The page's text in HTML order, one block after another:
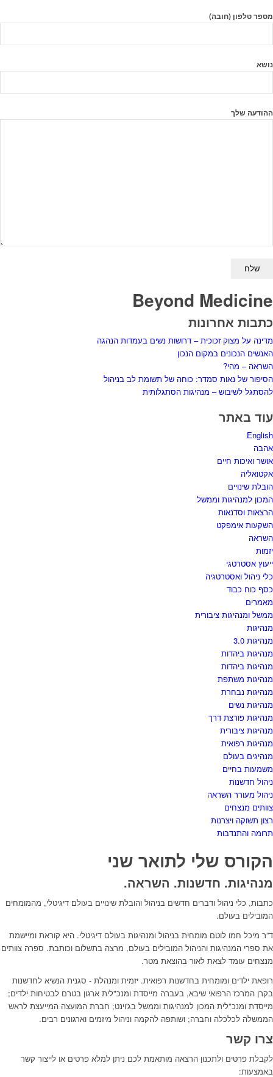
מספר טלפון (חובה)
נושא
ההודעה שלך
Beyond Medicine
כתבות אחרונות
מדינה על מצוק זכוכית – דרושות נשים בעמדות הנהגה
האנשים הנכונים במקום הנכון
השראה – מהי?
הסיפור של נאות סמדר: כוחה של תשומת לב בניהול
להסתגל לשיבוש – מנהיגות הסתגלותית
עוד באתר
English
אהבה
אושר ואיכות חיים
אקטואליה
הובלת שינויים
המכון למנהיגות וממשל
הרצאות וסדנאות
השקעות אימפקט
השראה
יזמות
ייעוץ אסטרטגי
כלי ניהול ואסטרטגיה
כסף כוח כבוד
מאמרים
ממשל ומנהיגות ציבורית
מנהיגות
מנהיגות 3.0
מנהיגות ביהדות
מנהיגות ביהדות
מנהיגות משתפת
מנהיגות נבחרת
מנהיגות נשים
מנהיגות פורצת דרך
מנהיגות ציבורית
מנהיגות רפואית
מנהיגים בעולם
משמעות בחיים
ניהול חדשנות
ניהול מעורר השראה
צוותים מנצחים
רצון תשוקה ויצרנות
תרומה והתנדבות
הקורס שלי לתואר שני
מנהיגות. חדשנות. השראה.
כתבות, כלי ניהול ודברים חדשים בניהול והובלת שינויים בעולם דיגיטלי, מהמומחים
המובילים בעולם.
ד”ר מיכל חמו לוטם מומחית בניהול ומנהיגות בעולם דיגיטלי. היא קוראת ומיישמת
את ספרי המנהיגות והניהול המובילים בעולם, מרצה בתשלום וכותבת. ספרה צוותים
מנצחים עומד לצאת לאור בהוצאת מטר.
רופאת ילדים ומומחית בחדשנות רפואית. יזמית ומנהלת - סגנית הנשיא לחדשנות
בקרן המרכז הרפואי שיבא, בעברה מייסדת ומנכ"לית ארגון בטרם לבטיחות ילדים;
מייסדת ומנכ"לית המכון למנהיגות וממשל בג'וינט; חברת המועצה המייעצת לראש
הממשלה לכלכלה וחברה; ושותפה להקמה וניהול מיזמים וארגונים רבים.
צרו קשר
לקבלת פרטים ולתכנון הרצאה מותאמת לכם ניתן למלא פרטים או לייצור קשר
באמצעות: